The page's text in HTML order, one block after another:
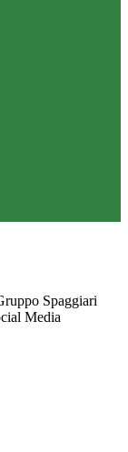
Spaggiari
Media